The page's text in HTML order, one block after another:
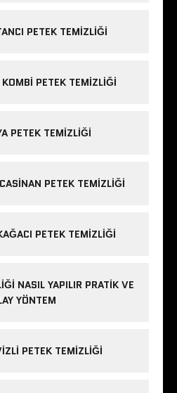
PETEK TEMIZLIĞI
KOMBI PETEK TEMIZLIĞI
PETEK TEMIZLIĞI
PETEK TEMIZLIĞI
PETEK TEMIZLIĞI
NASIL YAPILIR PRATIK VE
YÖNTEM
PETEK TEMIZLIĞI